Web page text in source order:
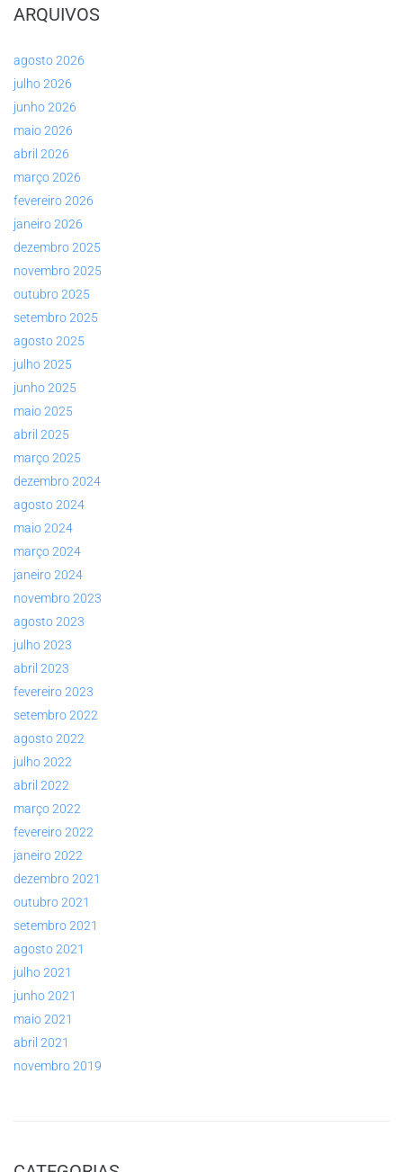
ARQUIVOS
agosto 2026
julho 2026
junho 2026
maio 2026
abril 2026
março 2026
fevereiro 2026
janeiro 2026
dezembro 2025
novembro 2025
outubro 2025
setembro 2025
agosto 2025
julho 2025
junho 2025
maio 2025
abril 2025
março 2025
dezembro 2024
agosto 2024
maio 2024
março 2024
janeiro 2024
novembro 2023
agosto 2023
julho 2023
abril 2023
fevereiro 2023
setembro 2022
agosto 2022
julho 2022
abril 2022
março 2022
fevereiro 2022
janeiro 2022
dezembro 2021
outubro 2021
setembro 2021
agosto 2021
julho 2021
junho 2021
maio 2021
abril 2021
novembro 2019